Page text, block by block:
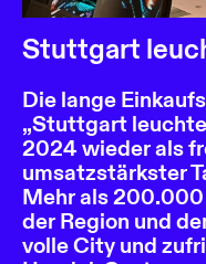
Stuttgart
Die lange
„Stuttgart
2024 wieder als
umsatzstärkster
Mehr als
der Region und
volle City und